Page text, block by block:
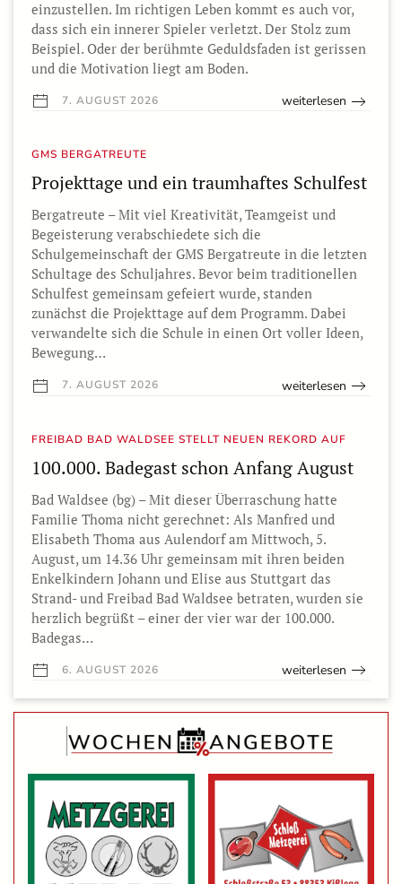
einzustellen. Im richtigen Leben kommt es auch vor,
dass sich ein innerer Spieler verletzt. Der Stolz zum
Beispiel. Oder der berühmte Geduldsfaden ist gerissen
und die Motivation liegt am Boden.
7. AUGUST 2026 weiterlesen
GMS BERGATREUTE
Projekttage und ein traumhaftes Schulfest
Bergatreute – Mit viel Kreativität, Teamgeist und
Begeisterung verabschiedete sich die
Schulgemeinschaft der GMS Bergatreute in die letzten
Schultage des Schuljahres. Bevor beim traditionellen
Schulfest gemeinsam gefeiert wurde, standen
zunächst die Projekttage auf dem Programm. Dabei
verwandelte sich die Schule in einen Ort voller Ideen,
Bewegung…
7. AUGUST 2026 weiterlesen
FREIBAD BAD WALDSEE STELLT NEUEN REKORD AUF
100.000. Badegast schon Anfang August
Bad Waldsee (bg) – Mit dieser Überraschung hatte
Familie Thoma nicht gerechnet: Als Manfred und
Elisabeth Thoma aus Aulendorf am Mittwoch, 5.
August, um 14.36 Uhr gemeinsam mit ihren beiden
Enkelkindern Johann und Elise aus Stuttgart das
Strand- und Freibad Bad Waldsee betraten, wurden sie
herzlich begrüßt – einer der vier war der 100.000.
Badegas…
6. AUGUST 2026 weiterlesen